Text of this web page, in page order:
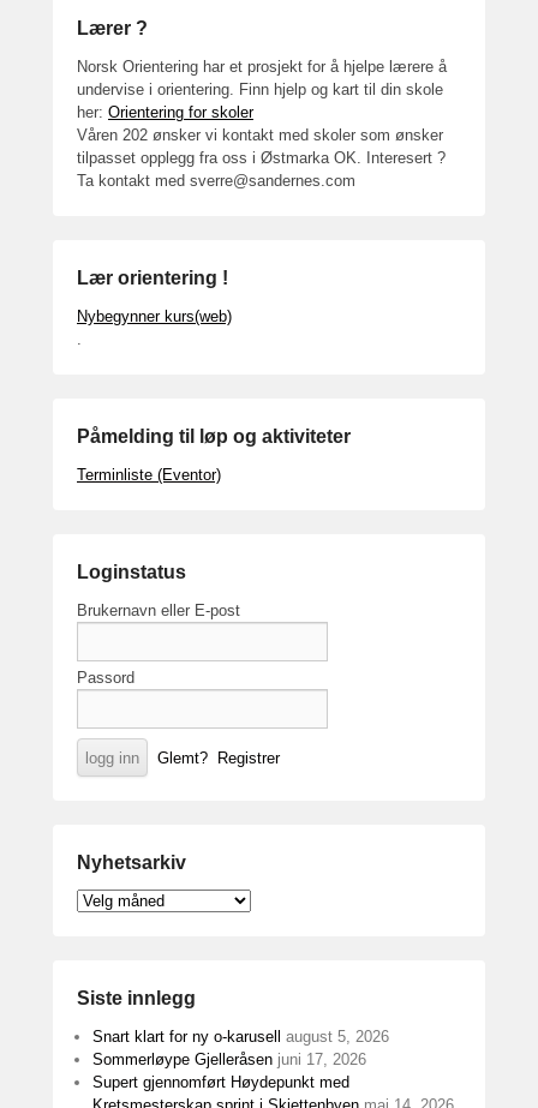
Lærer ?
Norsk Orientering har et prosjekt for å hjelpe lærere å
undervise i orientering. Finn hjelp og kart til din skole
her: Orientering for skoler
Våren 202 ønsker vi kontakt med skoler som ønsker
tilpasset opplegg fra oss i Østmarka OK. Interesert ?
Ta kontakt med sverre@sandernes.com
Lær orientering !
Nybegynner kurs(web)
.
Påmelding til løp og aktiviteter
Terminliste (Eventor)
Loginstatus
Brukernavn eller E-post
Passord
Glemt? Registrer
Nyhetsarkiv
Nyhetsarkiv
Siste innlegg
Snart klart for ny o-karusell
august 5, 2026
Sommerløype Gjelleråsen juni 17, 2026
Supert gjennomført Høydepunkt med